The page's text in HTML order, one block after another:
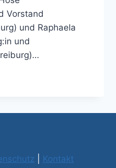
Vorstand
und Raphaela
und
Kontakt